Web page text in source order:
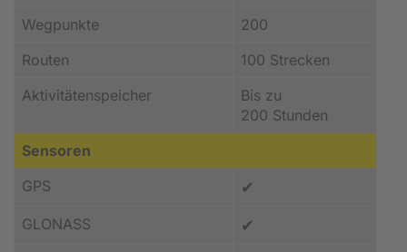
Wegpunkte
200
Routen
100 Strecken
Aktivitätenspeicher
Bis zu
200 Stunden
Sensoren
GPS
✔
GLONASS ✔